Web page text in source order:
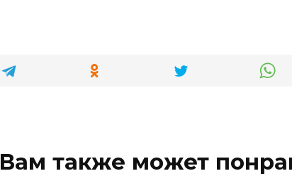
Вам также может